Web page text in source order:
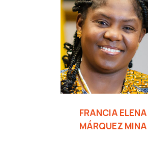
FRANCIA ELENA
MÁRQUEZ MINA